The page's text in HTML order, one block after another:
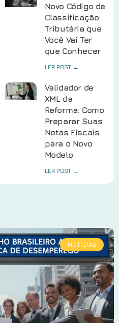
Novo Código de
Classificação
Tributária que
Você Vai Ter
que Conhecer
LER POST →
Validador de
XML da
Reforma: Como
Preparar Suas
Notas Fiscais
para o Novo
Modelo
LER POST →
NOTÍCIAS